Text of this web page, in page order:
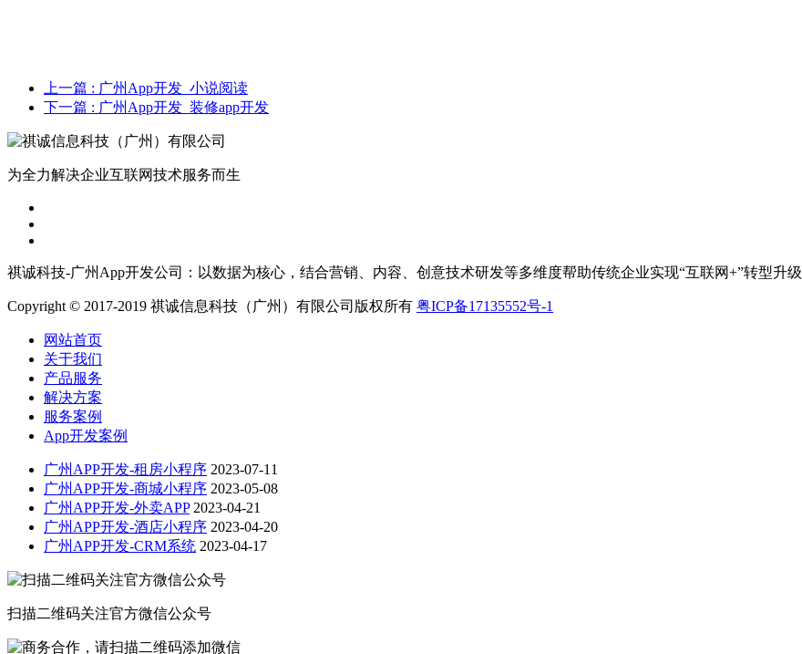
上一篇 : 广州App开发_小说阅读
下一篇 : 广州App开发_装修app开发
为全力解决企业互联网技术服务而生
祺诚科技-广州App开发公司：以数据为核心，结合营销、内容、创意技术研发等多维度帮助传统企业实现“互联网+”转型升级
Copyright © 2017-2019 祺诚信息科技（广州）有限公司版权所有 粤ICP备17135552号-1
网站首页
关于我们
产品服务
解决方案
服务案例
App开发案例
广州APP开发-租房小程序 2023-07-11
广州APP开发-商城小程序 2023-05-08
广州APP开发-外卖APP 2023-04-21
广州APP开发-酒店小程序 2023-04-20
广州APP开发-CRM系统 2023-04-17
扫描二维码关注官方微信公众号